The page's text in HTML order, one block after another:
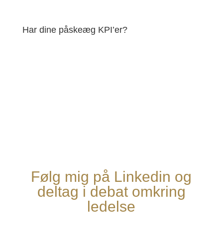
Har dine påskeæg KPI’er?
Følg mig på Linkedin og
deltag i debat omkring
ledelse